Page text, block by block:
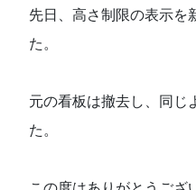
先日、高さ制限の表示を
た。
元の看板は撤去し、同じ
た。